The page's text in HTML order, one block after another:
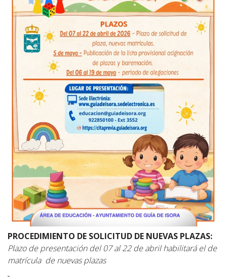
PROCEDIMIENTO DE SOLICITUD DE NUEVAS PLAZAS:
Plazo de presentación del 07 al 22 de abril habilitará el de
matrícula de nuevas plazas